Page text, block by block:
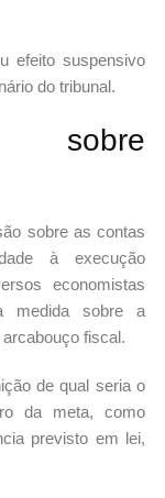
efeito suspensivo
do tribunal.
sobre
sobre as contas
à execução
economistas
medida sobre a
fiscal.
de qual seria o
da meta, como
previsto em lei,